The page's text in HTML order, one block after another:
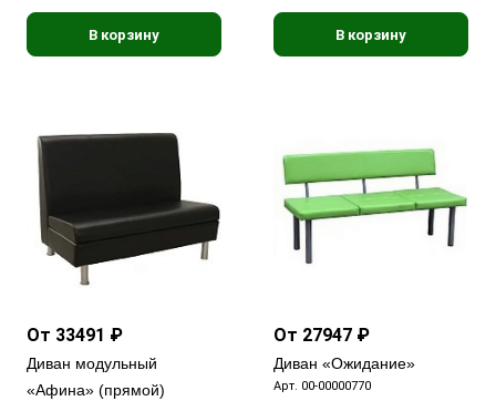
В корзину В корзину
От 33491 ₽
Диван модульный
«Афина» (прямой)
От 27947 ₽
Диван «Ожидание»
Арт. 00-00000770